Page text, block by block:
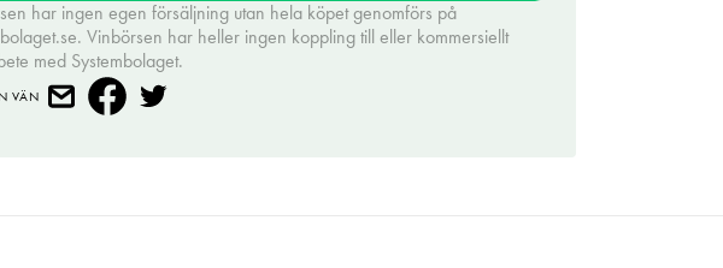
har ingen egen försäljning utan hela köpet genomförs på
Vinbörsen har heller ingen koppling till eller kommersiellt
med Systembolaget.
VÄN